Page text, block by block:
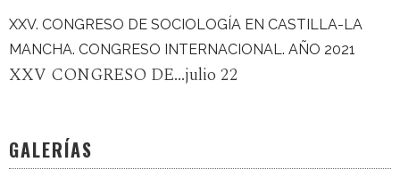
XXV. CONGRESO DE SOCIOLOGÍA EN CASTILLA-LA
MANCHA. CONGRESO INTERNACIONAL. AÑO 2021
XXV CONGRESO DE...julio 22
GALERÍAS